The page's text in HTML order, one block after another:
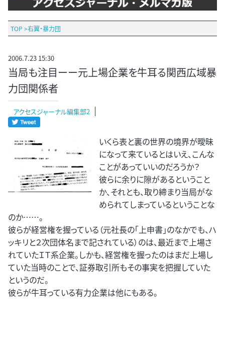
TOP >右翼・暴力団
2006.7.23 15:30
当局も注目ーー元上場企業を牛耳る関西広域暴
力団関係者
アクセスジャーナル編集部2
いくら表と裏の世界の境界が曖昧
になって来ているとはいえ、こんな
ことがあっていいのだろうか？
彼らに余りに隙があるということ
か、それとも、取り締まり当局がな
められてしまっているということな
のか……。
彼らが経営権を握っている（元社長の「上申書」のなかでも、ハ
ッキリと２次団体名まで記されている）のは、最近まで上場さ
れていたＩＴ系企業。しかも、経営権を握ったのはまだ上場し
ていた当時のことで、証券取引所もその事実を把握していた
というのだ。
彼らが牛耳っている有力企業は他にもある。